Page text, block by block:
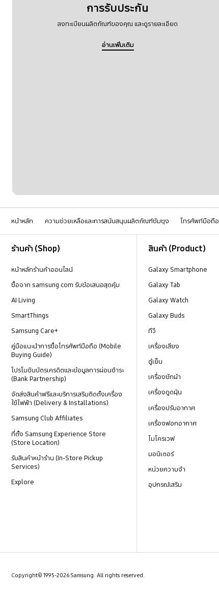
การรับประกัน
ลงทะเบียนผลิตภัณฑ์ของคุณ และดูรายละเอียด
อ่านเพิ่มเติม
หน้าหลัก ความช่วยเหลือและการสนับสนุนผลิตภัณฑ์ซัมซุง โทรศัพท์มือถือ
ร้านค้า (Shop)
หน้าหลักร้านค้าออนไลน์
ซื้อจาก samsung.com รับข้อเสนอสุดคุ้ม
AI Living
SmartThings
Samsung Care+
คู่มือแนะนำการซื้อโทรศัพท์มือถือ (Mobile
Buying Guide)
โปรโมชันบัตรเครดิตและข้อมูลการผ่อนชำระ
(Bank Partnership)
จัดส่งสินค้าฟรีและบริการเสริมติดตั้งเครื่อง
ใช้ไฟฟ้า (Delivery & Installations)
Samsung Club Affiliates
ที่ตั้ง Samsung Experience Store
(Store Location)
รับสินค้าหน้าร้าน (In-Store Pickup
Services)
Explore
สินค้า (Product)
Galaxy Smartphone
Galaxy Tab
Galaxy Watch
Galaxy Buds
ทีวี
เครื่องเสียง
ตู้เย็น
เครื่องซักผ้า
เครื่องดูดฝุ่น
เครื่องปรับอากาศ
เครื่องฟอกอากาศ
ไมโครเวฟ
มอนิเตอร์
หน่วยความจำ
อุปกรณ์เสริม
Copyright© 1995-2026 Samsung. All rights reserved.